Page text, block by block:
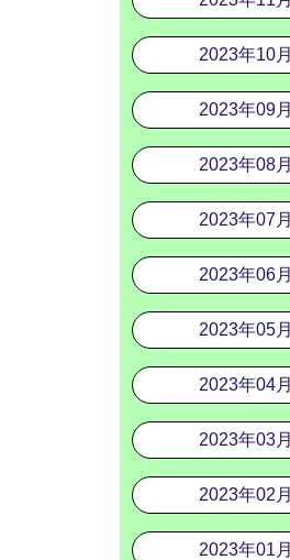
2023年10月
2023年09月
2023年08月
2023年07月
2023年06月
2023年05月
2023年04月
2023年03月
2023年02月
2023年01月